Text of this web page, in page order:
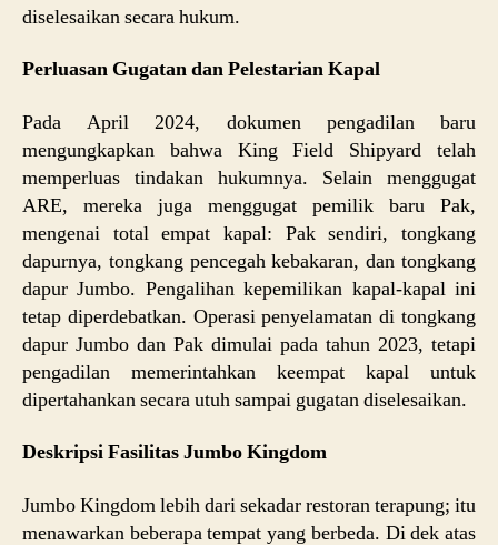
diselesaikan secara hukum.
Perluasan Gugatan dan Pelestarian Kapal
Pada April 2024, dokumen pengadilan baru
mengungkapkan bahwa King Field Shipyard telah
memperluas tindakan hukumnya. Selain menggugat
ARE, mereka juga menggugat pemilik baru Pak,
mengenai total empat kapal: Pak sendiri, tongkang
dapurnya, tongkang pencegah kebakaran, dan tongkang
dapur Jumbo. Pengalihan kepemilikan kapal-kapal ini
tetap diperdebatkan. Operasi penyelamatan di tongkang
dapur Jumbo dan Pak dimulai pada tahun 2023, tetapi
pengadilan memerintahkan keempat kapal untuk
dipertahankan secara utuh sampai gugatan diselesaikan.
Deskripsi Fasilitas Jumbo Kingdom
Jumbo Kingdom lebih dari sekadar restoran terapung; itu
menawarkan beberapa tempat yang berbeda. Di dek atas